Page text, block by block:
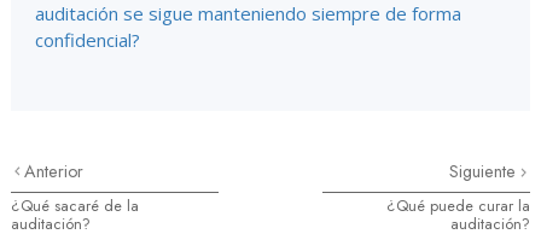
auditación se sigue manteniendo siempre de forma
confidencial?
Anterior
¿Qué sacaré de la
auditación?
Siguiente
¿Qué puede curar la
auditación?